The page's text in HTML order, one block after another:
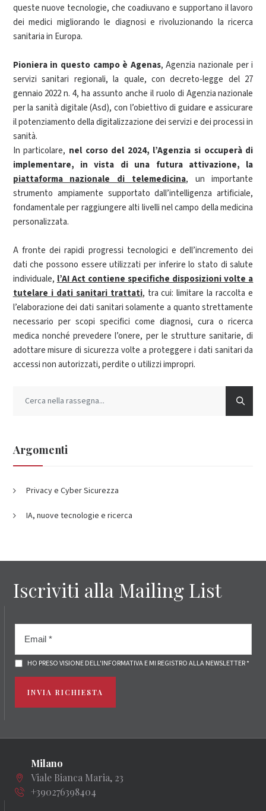
queste nuove tecnologie, che coadiuvano e supportano il lavoro
dei medici migliorando le diagnosi e rivoluzionando la ricerca
sanitaria in Europa.
Pioniera in questo campo è Agenas, Agenzia nazionale per i
servizi sanitari regionali, la quale, con decreto-legge del 27
gennaio 2022 n. 4, ha assunto anche il ruolo di Agenzia nazionale
per la sanità digitale (Asd), con l’obiettivo di guidare e assicurare
il potenziamento della digitalizzazione dei servizi e dei processi in
sanità.
In particolare, nel corso del 2024, l’Agenzia si occuperà di
implementare, in vista di una futura attivazione, la
piattaforma nazionale di telemedicina, un importante
strumento ampiamente supportato dall’intelligenza artificiale,
fondamentale per raggiungere alti livelli nel campo della medicina
personalizzata.
A fronte dei rapidi progressi tecnologici e dell’incremento dei
dati che possono essere utilizzati per inferire lo stato di salute
individuale,l’AI Act contiene specifiche disposizioni volte a
tutelare i dati sanitari trattati, tra cui: limitare la raccolta e
l’elaborazione dei dati sanitari solamente a quanto strettamente
necessario per scopi specifici come diagnosi, cura o ricerca
medica nonché prevedere l’onere, per le strutture sanitarie, di
adottare misure di sicurezza volte a proteggere i dati sanitari da
accessi non autorizzati, perdite o utilizzi impropri.
Argomenti
Privacy e Cyber Sicurezza
IA, nuove tecnologie e ricerca
Iscriviti alla Mailing List
HO PRESO VISIONE DELL'INFORMATIVA E MI REGISTRO ALLA NEWSLETTER *
INVIA RICHIESTA
Milano
Viale Bianca Maria, 23
+390276398404